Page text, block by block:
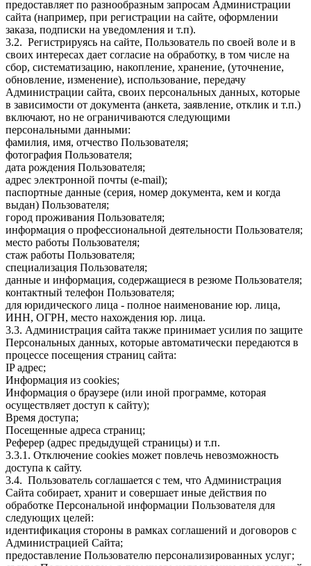
предоставляет по разнообразным запросам Администрации
сайта (например, при регистрации на сайте, оформлении
заказа, подписки на уведомления и т.п).
3.2. Регистрируясь на сайте, Пользователь по своей воле и в
своих интересах дает согласие на обработку, в том числе на
сбор, систематизацию, накопление, хранение, (уточнение,
обновление, изменение), использование, передачу
Администрации сайта, своих персональных данных, которые
в зависимости от документа (анкета, заявление, отклик и т.п.)
включают, но не ограничиваются следующими
персональными данными:
фамилия, имя, отчество Пользователя;
фотография Пользователя;
дата рождения Пользователя;
адрес электронной почты (e-mail);
паспортные данные (серия, номер документа, кем и когда
выдан) Пользователя;
город проживания Пользователя;
информация о профессиональной деятельности Пользователя;
место работы Пользователя;
стаж работы Пользователя;
специализация Пользователя;
данные и информация, содержащиеся в резюме Пользователя;
контактный телефон Пользователя;
для юридического лица - полное наименование юр. лица,
ИНН, ОГРН, место нахождения юр. лица.
3.3. Администрация сайта также принимает усилия по защите
Персональных данных, которые автоматически передаются в
процессе посещения страниц сайта:
IP адрес;
Информация из cookies;
Информация о браузере (или иной программе, которая
осуществляет доступ к сайту);
Время доступа;
Посещенные адреса страниц;
Реферер (адрес предыдущей страницы) и т.п.
3.3.1. Отключение cookies может повлечь невозможность
доступа к сайту.
3.4. Пользователь соглашается с тем, что Администрация
Сайта собирает, хранит и совершает иные действия по
обработке Персональной информации Пользователя для
следующих целей:
идентификация стороны в рамках соглашений и договоров с
Администрацией Сайта;
предоставление Пользователю персонализированных услуг;